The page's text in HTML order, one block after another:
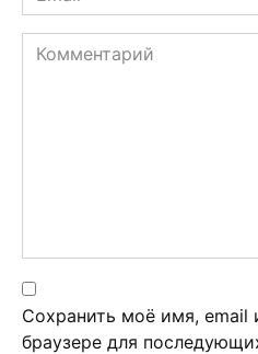
*
Комментарий
Сохранить моё имя, email
браузере для